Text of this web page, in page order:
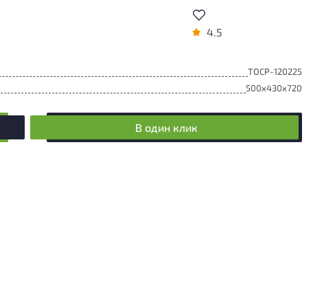
4.5
ТОСР-120225
500x430x720
В один клик